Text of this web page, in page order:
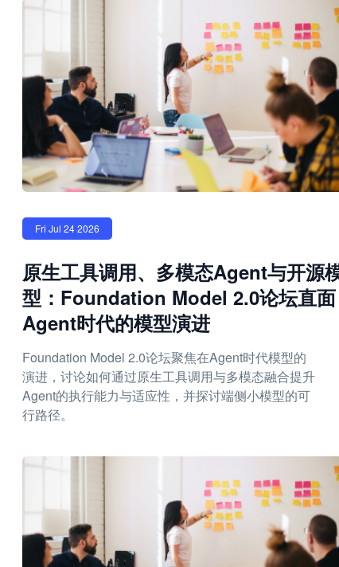
Fri Jul 24 2026
原生工具调用、多模态Agent与开源
型：Foundation Model 2.0论坛直面
Agent时代的模型演进
Foundation Model 2.0论坛聚焦在Agent时代模型的
演进，讨论如何通过原生工具调用与多模态融合提升
Agent的执行能力与适应性，并探讨端侧小模型的可
行路径。